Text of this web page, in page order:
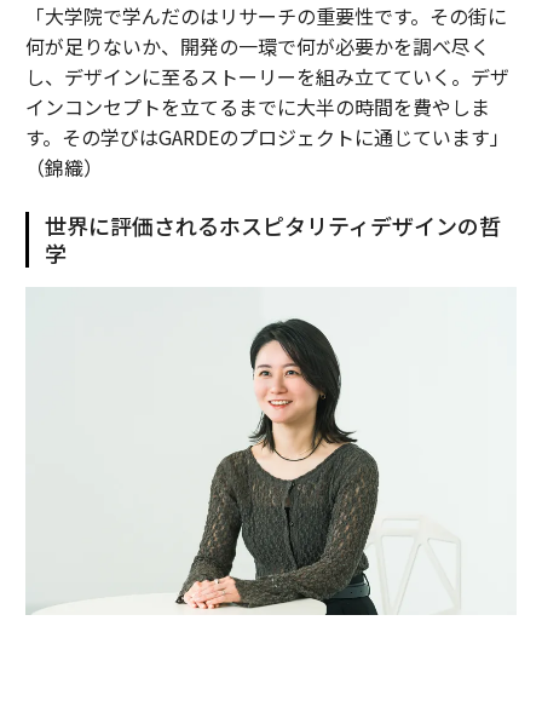
「大学院で学んだのはリサーチの重要性です。その街に
何が足りないか、開発の一環で何が必要かを調べ尽く
し、デザインに至るストーリーを組み立てていく。デザ
インコンセプトを立てるまでに大半の時間を費やしま
す。その学びはGARDEのプロジェクトに通じています」
（錦織）
世界に評価されるホスピタリティデザインの哲
学